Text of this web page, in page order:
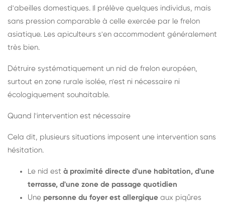
d'abeilles domestiques. Il prélève quelques individus, mais
sans pression comparable à celle exercée par le frelon
asiatique. Les apiculteurs s'en accommodent généralement
très bien.
Détruire systématiquement un nid de frelon européen,
surtout en zone rurale isolée, n'est ni nécessaire ni
écologiquement souhaitable.
Quand l'intervention est nécessaire
Cela dit, plusieurs situations imposent une intervention sans
hésitation.
Le nid est à proximité directe d'une habitation, d'une
terrasse, d'une zone de passage quotidien
Une personne du foyer est allergique aux piqûres